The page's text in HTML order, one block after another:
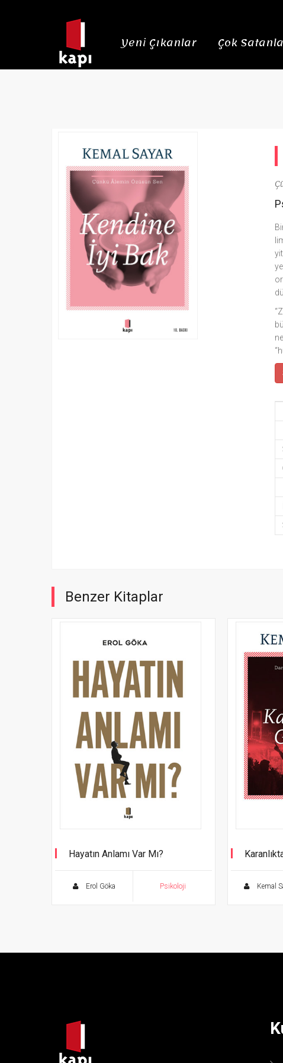
Yeni Çıkanlar Çok
Benzer Kitaplar
Hayatın Anlamı Var Mı?
Erol Göka Psikoloji
Direnç
Kemal